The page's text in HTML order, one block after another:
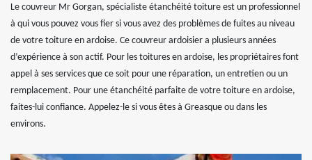
Le couvreur Mr Gorgan, spécialiste étanchéité toiture est un professionnel
à qui vous pouvez vous fier si vous avez des problèmes de fuites au niveau
de votre toiture en ardoise. Ce couvreur ardoisier a plusieurs années
d’expérience à son actif. Pour les toitures en ardoise, les propriétaires font
appel à ses services que ce soit pour une réparation, un entretien ou un
remplacement. Pour une étanchéité parfaite de votre toiture en ardoise,
faites-lui confiance. Appelez-le si vous êtes à Greasque ou dans les
environs.